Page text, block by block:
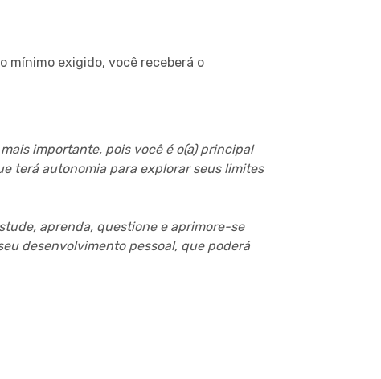
mínimo exigido, você receberá o
importante, pois você é o(a) principal
terá autonomia para explorar seus limites
aprenda, questione e aprimore-se
desenvolvimento pessoal, que poderá